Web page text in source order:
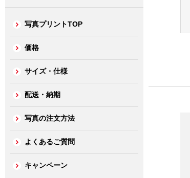
写真プリントTOP
価格
サイズ・仕様
配送・納期
写真の注文方法
よくあるご質問
キャンペーン